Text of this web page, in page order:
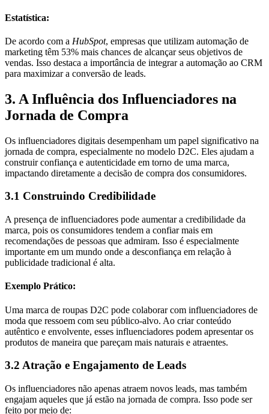
Estatística:
De acordo com a HubSpot, empresas que utilizam automação de
marketing têm 53% mais chances de alcançar seus objetivos de
vendas. Isso destaca a importância de integrar a automação ao CRM
para maximizar a conversão de leads.
3. A Influência dos Influenciadores na
Jornada de Compra
Os influenciadores digitais desempenham um papel significativo na
jornada de compra, especialmente no modelo D2C. Eles ajudam a
construir confiança e autenticidade em torno de uma marca,
impactando diretamente a decisão de compra dos consumidores.
3.1 Construindo Credibilidade
A presença de influenciadores pode aumentar a credibilidade da
marca, pois os consumidores tendem a confiar mais em
recomendações de pessoas que admiram. Isso é especialmente
importante em um mundo onde a desconfiança em relação à
publicidade tradicional é alta.
Exemplo Prático:
Uma marca de roupas D2C pode colaborar com influenciadores de
moda que ressoem com seu público-alvo. Ao criar conteúdo
autêntico e envolvente, esses influenciadores podem apresentar os
produtos de maneira que pareçam mais naturais e atraentes.
3.2 Atração e Engajamento de Leads
Os influenciadores não apenas atraem novos leads, mas também
engajam aqueles que já estão na jornada de compra. Isso pode ser
feito por meio de: